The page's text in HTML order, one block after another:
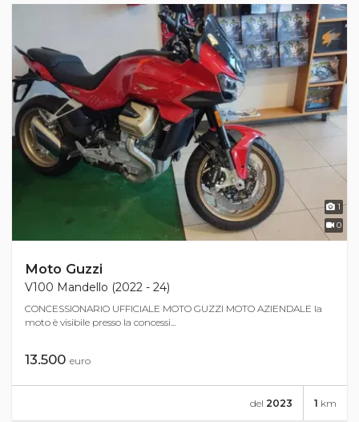
1
0
Moto Guzzi
V100 Mandello (2022 - 24)
CONCESSIONARIO UFFICIALE MOTO GUZZI MOTO AZIENDALE la
moto è visibile presso la concessi...
13.500 euro
1 km
del 2023